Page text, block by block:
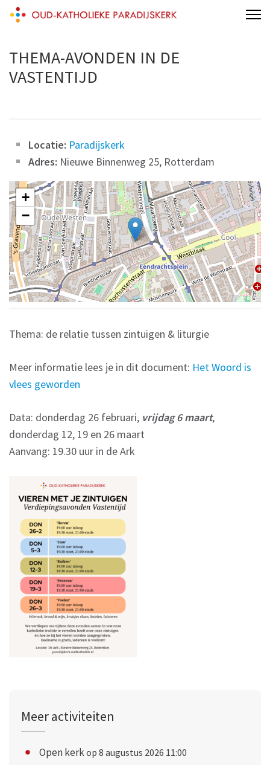
Skip
(Press
Enter)
Oud-Katholieke Paradijskerk
THEMA-AVONDEN IN DE
VASTENTIJD
Locatie: Paradijskerk
Adres: Nieuwe Binnenweg 25, Rotterdam
+
−
Thema: de relatie tussen zintuigen & liturgie
Meer informatie lees je in dit document: Het Woord is
vlees geworden
Data: donderdag 26 februari, vrijdag 6 maart,
donderdag 12, 19 en 26 maart
Aanvang: 19.30 uur in de Ark
Meer activiteiten
Open kerkop 8 augustus 2026 11:00